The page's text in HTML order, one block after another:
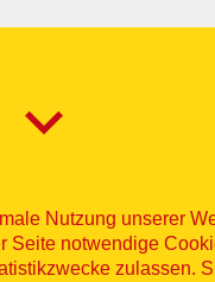
Nutzung unserer
Seite notwendige
zulassen.